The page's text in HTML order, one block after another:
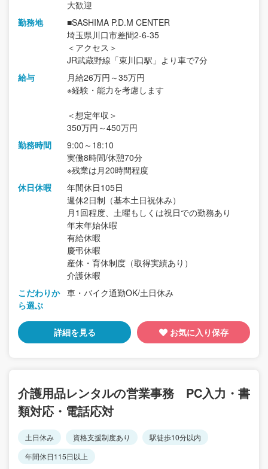
大歓迎
勤務地
■SASHIMA P.D.M CENTER
埼玉県川口市差間2-6-35
＜アクセス＞
JR武蔵野線「東川口駅」より車で7分
給与
月給26万円～35万円
※経験・能力を考慮します
＜想定年収＞
350万円～450万円
勤務時間
9:00～18:10
実働8時間/休憩70分
※残業は月20時間程度
休日休暇
年間休日105日
週休2日制（基本土日祝休み）
月1回程度、土曜もしくは祝日での勤務あり
年末年始休暇
有給休暇
慶弔休暇
産休・育休制度（取得実績あり）
介護休暇
こだわりか
ら選ぶ
車・バイク通勤OK/土日休み
詳細を見る お気に入り保存
介護用品レンタルの営業事務 PC入力・書
類対応・電話応対
土日休み 資格支援制度あり
駅徒歩10分以内
年間休日115日以上